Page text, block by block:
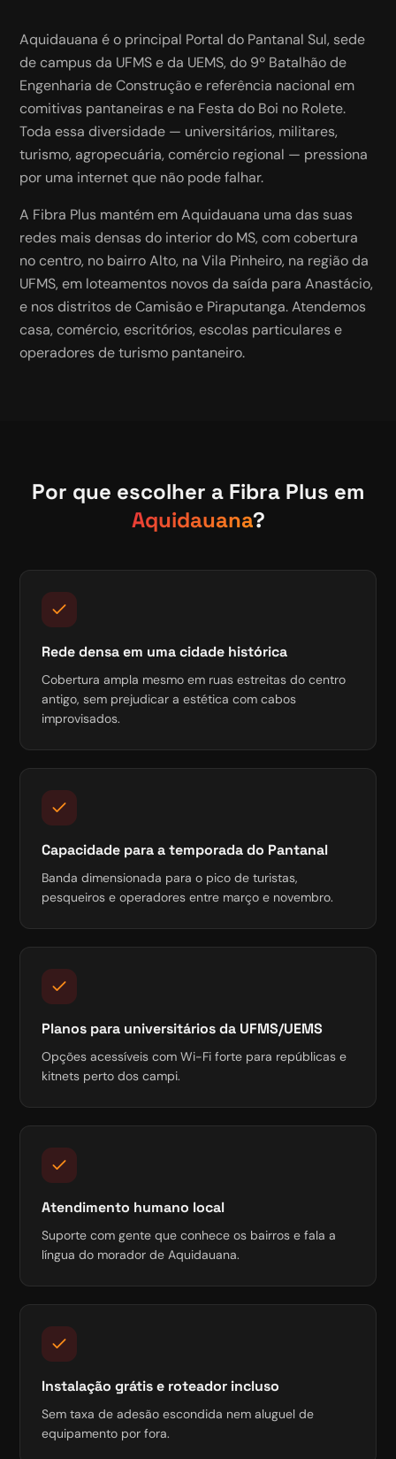
Aquidauana é o principal Portal do Pantanal Sul, sede
de campus da UFMS e da UEMS, do 9º Batalhão de
Engenharia de Construção e referência nacional em
comitivas pantaneiras e na Festa do Boi no Rolete.
Toda essa diversidade — universitários, militares,
turismo, agropecuária, comércio regional — pressiona
por uma internet que não pode falhar.
A Fibra Plus mantém em Aquidauana uma das suas
redes mais densas do interior do MS, com cobertura
no centro, no bairro Alto, na Vila Pinheiro, na região da
UFMS, em loteamentos novos da saída para Anastácio,
e nos distritos de Camisão e Piraputanga. Atendemos
casa, comércio, escritórios, escolas particulares e
operadores de turismo pantaneiro.
Por que escolher a Fibra Plus em
Aquidauana?
Rede densa em uma cidade histórica
Cobertura ampla mesmo em ruas estreitas do centro
antigo, sem prejudicar a estética com cabos
improvisados.
Capacidade para a temporada do Pantanal
Banda dimensionada para o pico de turistas,
pesqueiros e operadores entre março e novembro.
Planos para universitários da UFMS/UEMS
Opções acessíveis com Wi-Fi forte para repúblicas e
kitnets perto dos campi.
Atendimento humano local
Suporte com gente que conhece os bairros e fala a
língua do morador de Aquidauana.
Instalação grátis e roteador incluso
Sem taxa de adesão escondida nem aluguel de
equipamento por fora.